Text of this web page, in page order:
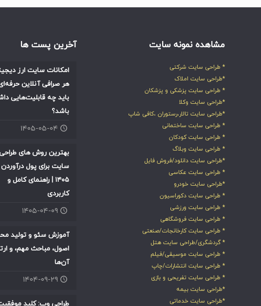
مشاهده نمونه سایت
* طراحی سایت شرکتی
*طراحی سایت املاک
* طراحی سایت پزشکی و پزشکان
*طراحی سایت وکلا
*طراحی سایت تالار،رستوران ،کافی شاپ
* طراحی سایت ساختمانی
* طراحی سایت کودکان
* طراحی سایت وبلاگ
*طراحی سایت دانلود/فروش فایل
* طراحی سایت عکاسی
*طراحی سایت خودرو
* طراحی سایت دکوراسیون
* طراحی سایت ورزشی
* طراحی سایت فروشگاهی
* طراحی سایت کارخانجات/صنعتی
* گردشگری/طراحی سایت هتل
* طراحی سایت موسیقی/فیلم
* طراحی سایت انتشارات/چاپ
* طراحی سایت تفریحی و بازی
*طراحی سایت بیمه
*طراحی سایت خدماتی
آخرین پست ها
امکانات سایت ارز
هر صرافی آنلاین
باید چه قابلیت‌هایی
باشد؟
۱۴۰۵-۰۵-۰۴
بهترین روش های
سایت برای پول درآوردن
۱۴۰۵ | راهنمای کامل و
کاربردی
۱۴۰۵-۰۴-۰۹
آموزش سئو و تولید
اصول، مباحث مهم، و
آن‌ها
۱۴۰۴-۰۹-۲۹
طراحی وب: کلید